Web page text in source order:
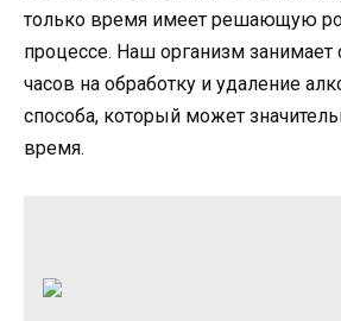
только время имеет решающую
процессе. Наш организм занимает
часов на обработку и удаление
способа, который может
время.